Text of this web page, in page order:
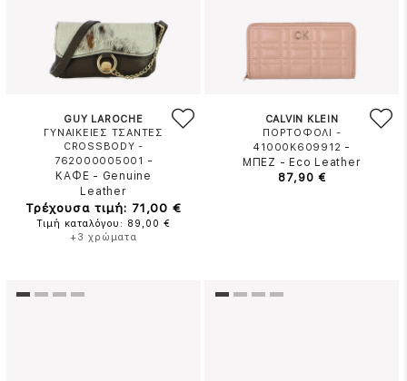
GUY LAROCHE
ΓΥΝΑΙΚΕΙΕΣ ΤΣΑΝΤΕΣ
CROSSBODY -
762000005001 -
ΚΑΦΕ - Genuine
Leather
Τρέχουσα τιμή: 71,00 €
Τιμή καταλόγου: 89,00 €
+3 χρώματα
CALVIN KLEIN
ΠΟΡΤΟΦΟΛΙ -
41000K609912 -
ΜΠΕΖ - Eco Leather
87,90 €